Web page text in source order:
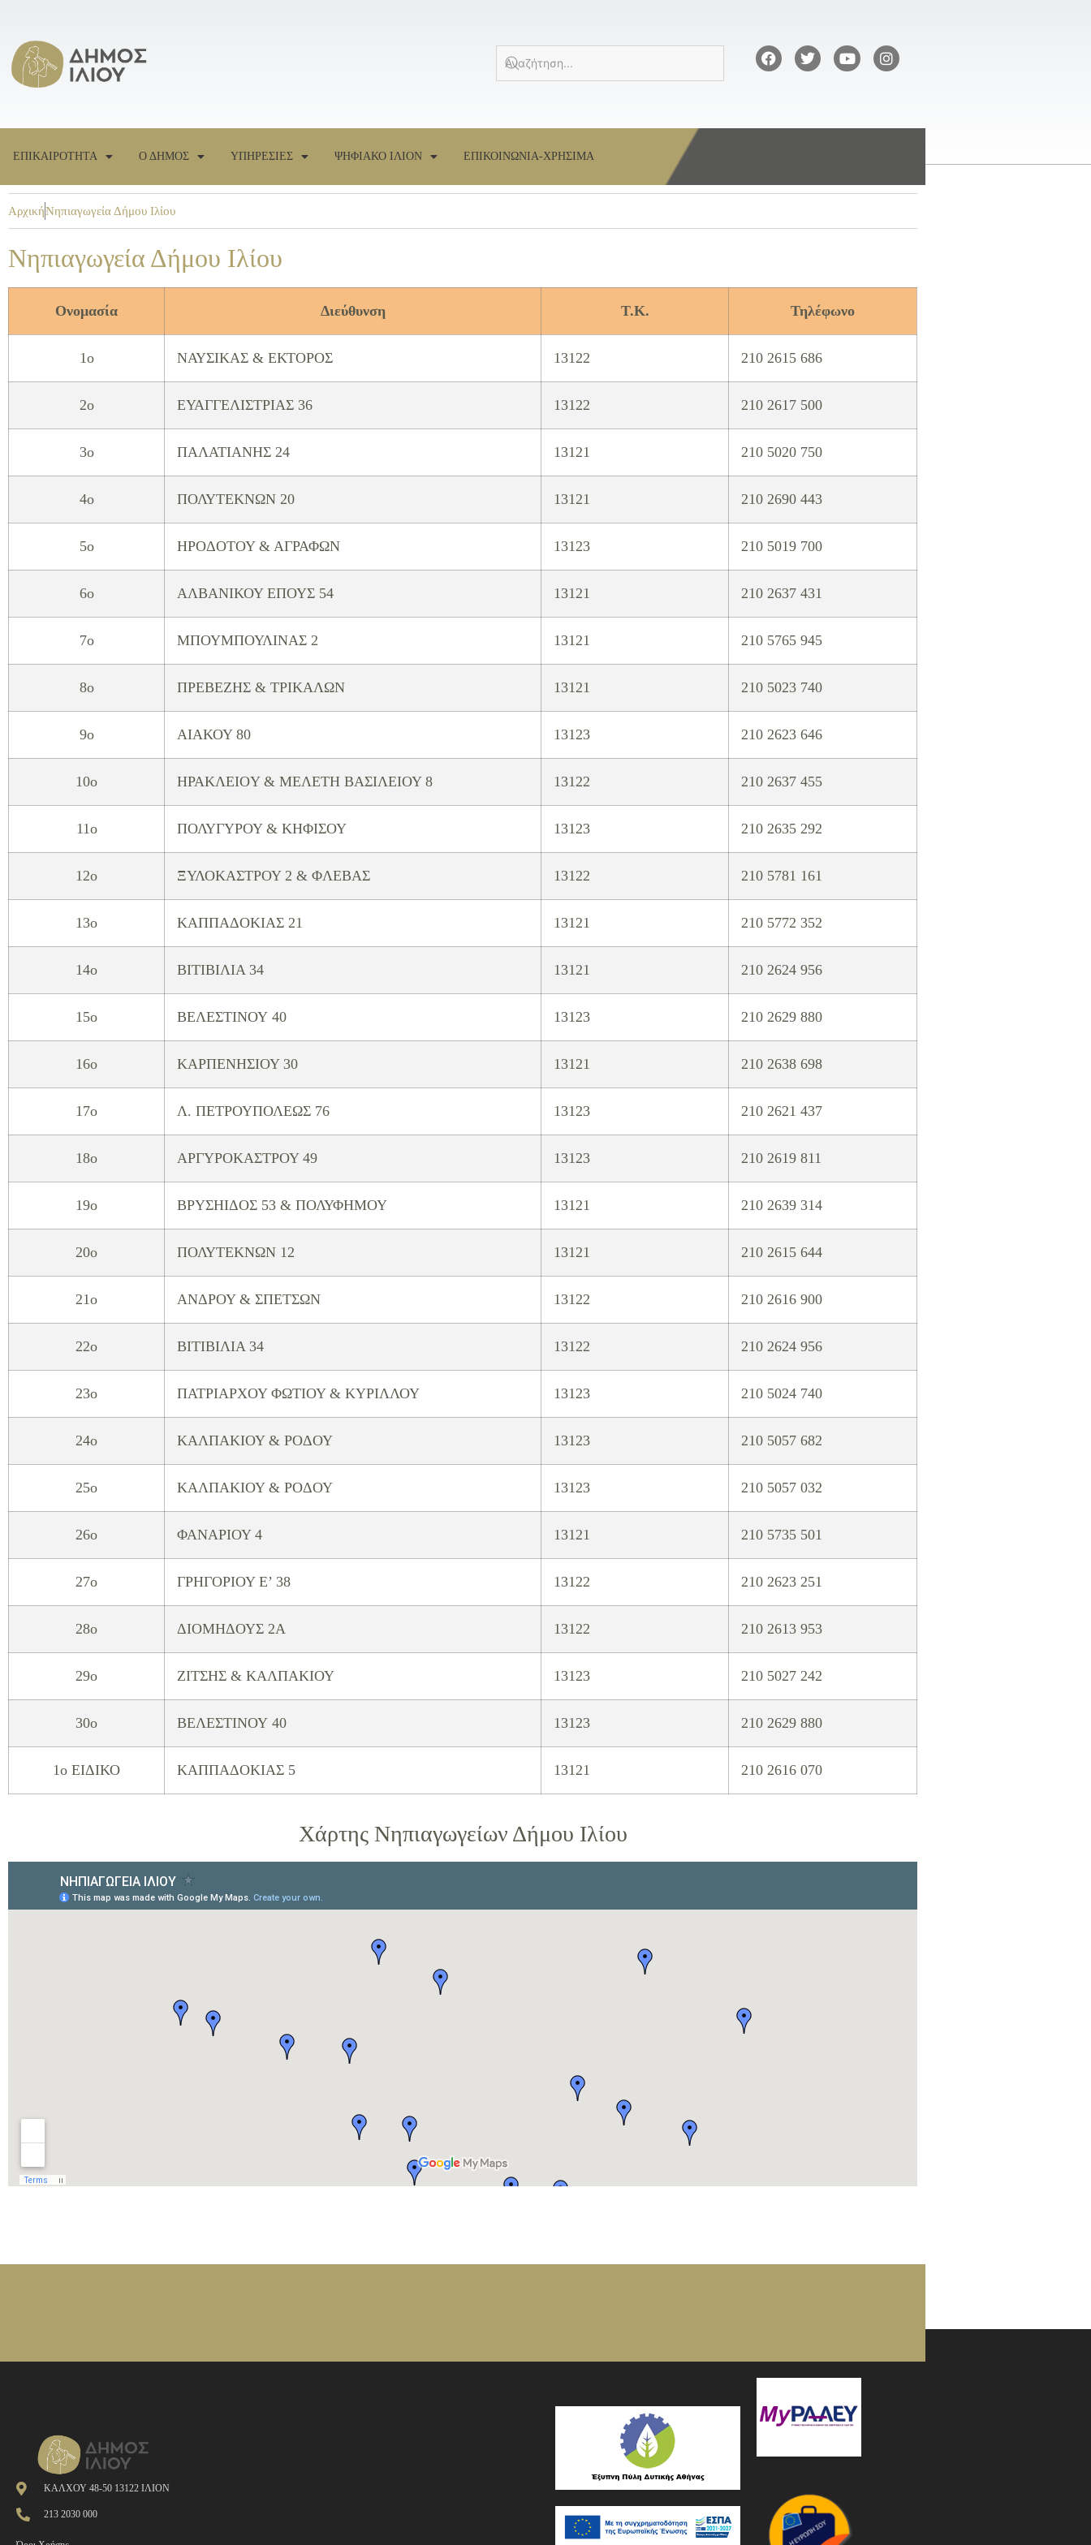
ΕΠΙΚΑΙΡΟΤΗΤΑ Ο ΔΗΜΟΣ ΥΠΗΡΕΣΙΕΣ ΨΗΦΙΑΚΟ ΙΛΙΟΝ ΕΠΙΚΟΙΝΩΝΙΑ-ΧΡΗΣΙΜΑ
ΑρχικήΝηπιαγωγεία Δήμου Ιλίου
Νηπιαγωγεία Δήμου Ιλίου
Ονομασία Διεύθυνση Τ.Κ. Τηλέφωνο
1ο ΝΑΥΣΙΚΑΣ & ΕΚΤΟΡΟΣ 13122 210 2615 686
2ο ΕΥΑΓΓΕΛΙΣΤΡΙΑΣ 36 13122 210 2617 500
3o ΠΑΛΑΤΙΑΝΗΣ 24 13121 210 5020 750
4o ΠΟΛΥΤΕΚΝΩΝ 20 13121 210 2690 443
5o ΗΡΟΔΟΤΟΥ & ΑΓΡΑΦΩΝ 13123 210 5019 700
6o ΑΛΒΑΝΙΚΟΥ ΕΠΟΥΣ 54 13121 210 2637 431
7o ΜΠΟΥΜΠΟΥΛΙΝΑΣ 2 13121 210 5765 945
8o ΠΡΕΒΕΖΗΣ & ΤΡΙΚΑΛΩΝ 13121 210 5023 740
9o ΑΙΑΚΟΥ 80 13123 210 2623 646
10o ΗΡΑΚΛEIOY & ΜΕΛΕΤΗ ΒΑΣΙΛΕΙΟΥ 8 13122 210 2637 455
11o ΠΟΛΥΓΥΡΟΥ & ΚΗΦΙΣΟΥ 13123 210 2635 292
12o ΞΥΛΟΚΑΣΤΡΟΥ 2 & ΦΛΕΒΑΣ 13122 210 5781 161
13o ΚΑΠΠΑΔΟΚΙΑΣ 21 13121 210 5772 352
14o ΒΙΤΙΒΙΛΙΑ 34 13121 210 2624 956
15o ΒΕΛΕΣΤΙΝΟΥ 40 13123 210 2629 880
16o ΚΑΡΠΕΝΗΣΙΟΥ 30 13121 210 2638 698
17o Λ. ΠΕΤΡΟΥΠΟΛΕΩΣ 76 13123 210 2621 437
18o ΑΡΓΥΡΟΚΑΣΤΡΟΥ 49 13123 210 2619 811
19o ΒΡΥΣΗΙΔΟΣ 53 & ΠΟΛΥΦΗΜΟΥ 13121 210 2639 314
20o ΠΟΛΥΤΕΚΝΩΝ 12 13121 210 2615 644
21o ΑΝΔΡΟΥ & ΣΠΕΤΣΩΝ 13122 210 2616 900
22o ΒΙΤΙΒΙΛΙΑ 34 13122 210 2624 956
23o ΠΑΤΡΙΑΡΧΟΥ ΦΩΤΙΟΥ & ΚΥΡΙΛΛΟΥ 13123 210 5024 740
24o ΚΑΛΠΑΚΙΟΥ & ΡΟΔΟΥ 13123 210 5057 682
25o ΚΑΛΠΑΚΙΟΥ & ΡΟΔΟΥ 13123 210 5057 032
26o ΦΑΝΑΡΙΟΥ 4 13121 210 5735 501
27o ΓΡΗΓΟΡΙΟΥ Ε’ 38 13122 210 2623 251
28o ΔΙΟΜΗΔΟΥΣ 2Α 13122 210 2613 953
29ο ΖΙΤΣΗΣ & ΚΑΛΠΑΚΙΟΥ 13123 210 5027 242
30o ΒΕΛΕΣΤΙΝΟΥ 40 13123 210 2629 880
1ο ΕΙΔΙΚΟ ΚΑΠΠΑΔΟΚΙΑΣ 5 13121 210 2616 070
Χάρτης Νηπιαγωγείων Δήμου Ιλίου
ΚΑΛΧΟΥ 48-50 13122 ΙΛΙΟΝ
213 2030 000